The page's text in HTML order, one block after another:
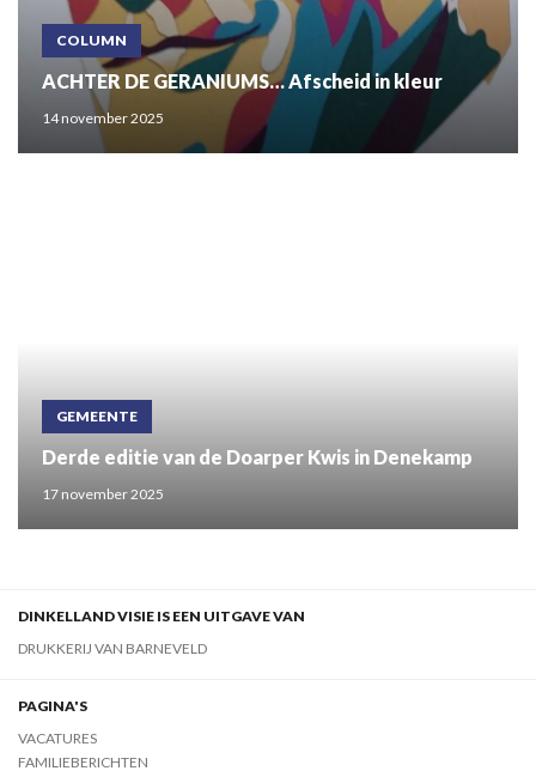
COLUMN
ACHTER DE GERANIUMS… Afscheid in kleur
14 november 2025
GEMEENTE
Derde editie van de Doarper Kwis in Denekamp
17 november 2025
DINKELLAND VISIE IS EEN UITGAVE VAN
DRUKKERIJ VAN BARNEVELD
PAGINA'S
VACATURES
FAMILIEBERICHTEN